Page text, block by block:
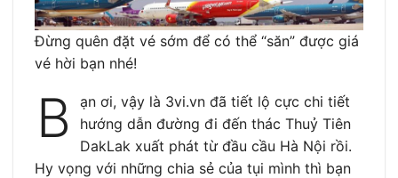
Đừng quên đặt vé sớm để có thể “săn” được giá
vé hời bạn nhé!
B
ạn ơi, vậy là 3vi.vn đã tiết lộ cực chi tiết
hướng dẫn đường đi đến thác Thuỷ Tiên
DakLak xuất phát từ đầu cầu Hà Nội rồi.
Hy vọng với những chia sẻ của tụi mình thì bạn